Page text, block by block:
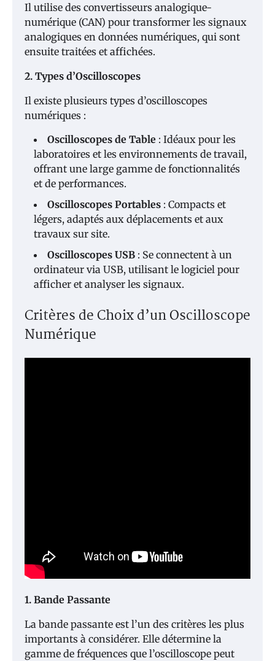
Il utilise des convertisseurs analogique-
numérique (CAN) pour transformer les signaux
analogiques en données numériques, qui sont
ensuite traitées et affichées.
2. Types d’Oscilloscopes
Il existe plusieurs types d’oscilloscopes
numériques :
Oscilloscopes de Table : Idéaux pour les
laboratoires et les environnements de travail,
offrant une large gamme de fonctionnalités
et de performances.
Oscilloscopes Portables : Compacts et
légers, adaptés aux déplacements et aux
travaux sur site.
Oscilloscopes USB : Se connectent à un
ordinateur via USB, utilisant le logiciel pour
afficher et analyser les signaux.
Critères de Choix d’un Oscilloscope
Numérique
1. Bande Passante
La bande passante est l’un des critères les plus
importants à considérer. Elle détermine la
gamme de fréquences que l’oscilloscope peut